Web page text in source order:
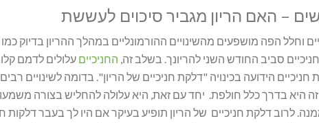
– האם הריון מגביר סיכוים לעששת
וחלל הפה מושפעים מהשינויים ההורמונליים במהלך ההריון בדיוק
סביב החודש השני להריונך. בשלב זה, החניכיים עלולים לדמם
חניכיים הידועה בכינויה "דלקת חניכיים של הריון". בדומה לשינויים
זה היא בדרך כלל חולפת. יחד עם זאת, היא עלולה להחליש בצורה
לרוב דלקת חניכיים של הריון תופיע בעיקר אם היו לך בעבר